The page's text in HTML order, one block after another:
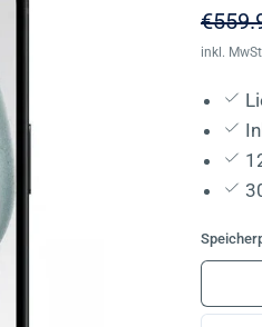
inkl.